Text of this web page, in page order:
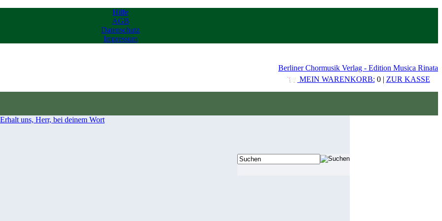
Hilfe
AGB
Datenschutz
Impressum
Berliner Chormusik Verlag - Edition Musica Rinata
MEIN WARENKORB: 0 | ZUR KASSE
Erhalt uns, Herr, bei deinem Wort